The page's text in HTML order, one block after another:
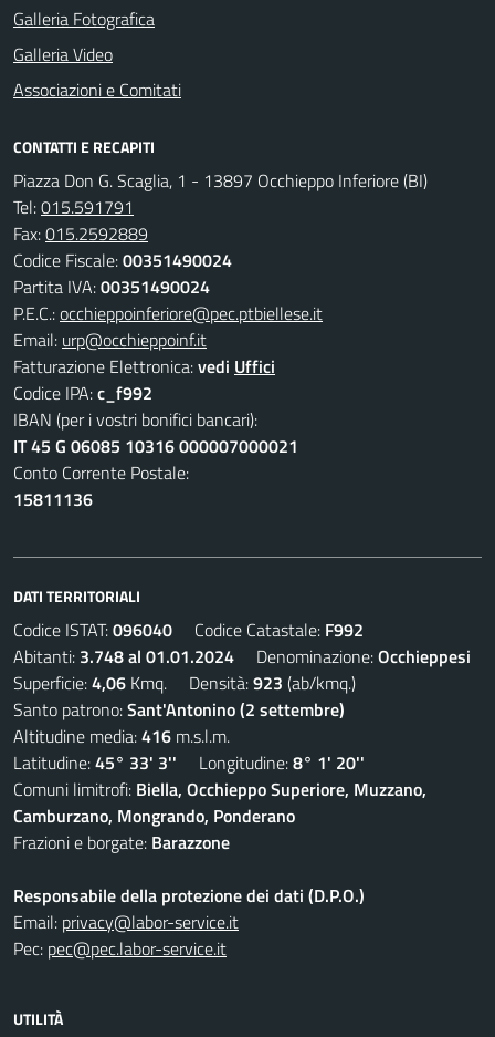
Galleria Fotografica
Galleria Video
Associazioni e Comitati
CONTATTI E RECAPITI
Piazza Don G. Scaglia, 1 - 13897 Occhieppo Inferiore (BI)
Tel:015.591791
Fax:015.2592889
Codice Fiscale:00351490024
Partita IVA:00351490024
P.E.C.:occhieppoinferiore@pec.ptbiellese.it
Email: urp@occhieppoinf.it
Fatturazione Elettronica:vedi Uffici
Codice IPA:c_f992
IBAN (per i vostri bonifici bancari):
IT 45 G 06085 10316 000007000021
Conto Corrente Postale:
15811136
DATI TERRITORIALI
Codice ISTAT:096040 Codice Catastale: F992
Abitanti: 3.748 al 01.01.2024 Denominazione:Occhieppesi
Superficie:4,06 Kmq. Densità:923 (ab/kmq.)
Santo patrono:Sant'Antonino (2 settembre)
Altitudine media:416 m.s.l.m.
Latitudine:45° 33' 3'' Longitudine:8° 1' 20''
Comuni limitrofi: Biella, Occhieppo Superiore, Muzzano,
Camburzano, Mongrando, Ponderano
Frazioni e borgate: Barazzone
Responsabile della protezione dei dati (D.P.O.)
Email: privacy@labor-service.it
Pec: pec@pec.labor-service.it
UTILITÀ